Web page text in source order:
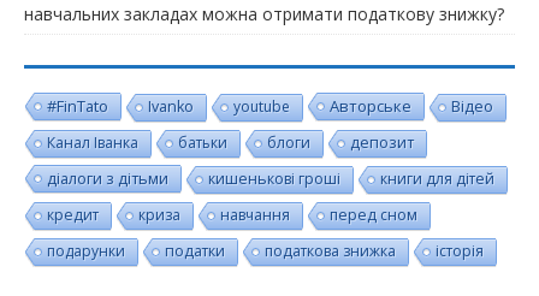
навчальних закладах можна отримати податкову знижку?
#FinTato Ivanko youtube Авторське
Відео
Канал Іванка
батьки блоги депозит
діалоги з дітьми кишенькові гроші
книги для дітей
кредит
криза навчання
перед сном
подарунки
податки податкова знижка історія